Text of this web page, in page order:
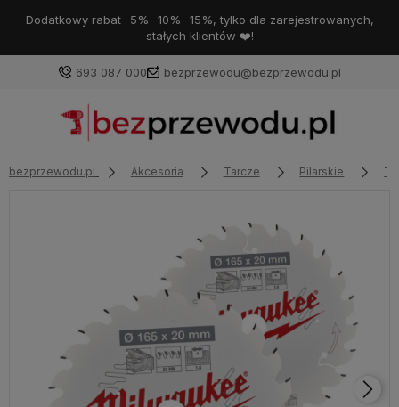
Dodatkowy rabat -5% -10% -15%, tylko dla zarejestrowanych,
stałych klientów ❤️!
693 087 000 bezprzewodu@bezprzewodu.pl
bezprzewodu.pl Akcesoria Tarcze Pilarskie